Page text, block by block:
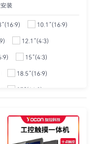
装
10.1”(16:9)
12.1”(4:3)
15”(4:3)
18.5”(16:9)
27”(16:9)
Intel Atom (凌动)
(飞腾)